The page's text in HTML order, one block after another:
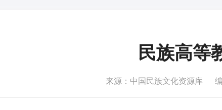
民族高等
来源：中国民族文化资源库